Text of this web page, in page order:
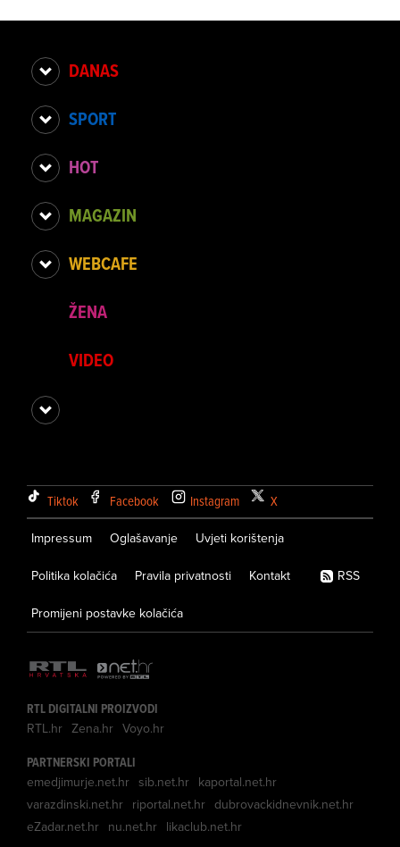
DANAS
SPORT
HOT
MAGAZIN
WEBCAFE
ŽENA
VIDEO
Tiktok Facebook Instagram X
Impressum Oglašavanje Uvjeti korištenja
Politika kolačića Pravila privatnosti Kontakt
Promijeni postavke kolačića
RSS
RTL DIGITALNI PROIZVODI
RTL.hr Zena.hr Voyo.hr
PARTNERSKI PORTALI
emedjimurje.net.hr sib.net.hr kaportal.net.hr
varazdinski.net.hr riportal.net.hr dubrovackidnevnik.net.hr
eZadar.net.hr nu.net.hr likaclub.net.hr